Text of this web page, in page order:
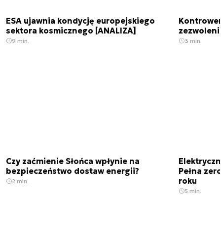
ESA ujawnia kondycję europejskiego
sektora kosmicznego [ANALIZA]
9 min. 3 min.
Czy zaćmienie Słońca wpłynie na
bezpieczeństwo dostaw energii?
2 min.
Pełna
roku
5 min.